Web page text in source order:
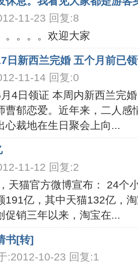
11-23 回复:8
。。。。欢迎大家
日新西兰完婚 五个月前已
11-14 回复:0
4日领证 本周内新西兰完
曹郁恋爱。近年来，二人感
心裁地在生日聚会上向...
11-12 回复:2
天猫官方微博宣布： 24个
191亿，其中天猫132亿
促销三年以来，淘宝在...
书[转]
:2012-10-23 回复:1